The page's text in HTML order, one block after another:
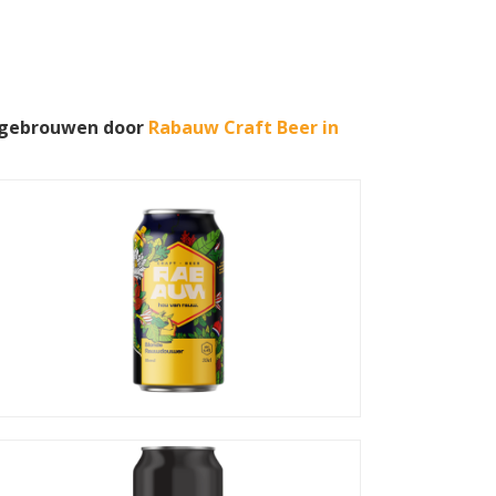
door Rabauw Craft Beer in